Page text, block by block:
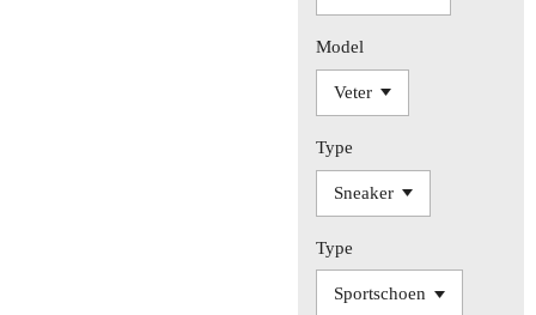
Model
Type
Type